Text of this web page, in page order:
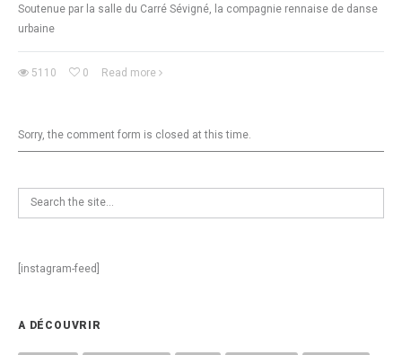
Soutenue par la salle du Carré Sévigné, la compagnie rennaise de danse
urbaine
5110 0 Read more
Sorry, the comment form is closed at this time.
[instagram-feed]
A DÉCOUVRIR